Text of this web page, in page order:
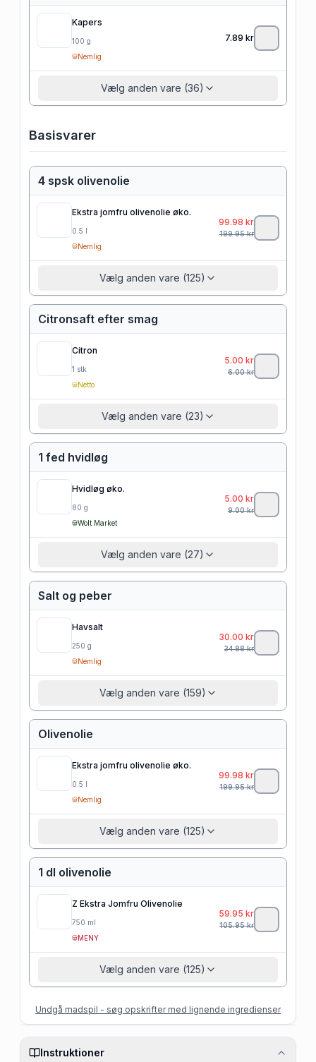
Kapers
100 g
Nemlig
7.89 kr
Vælg anden vare (36)
Basisvarer
4 spsk olivenolie
Ekstra jomfru olivenolie øko.
0.5 l
Nemlig
99.98 kr
199.95kr
Vælg anden vare (125)
Citronsaft efter smag
Citron
1 stk
Netto
5.00 kr
6.00kr
Vælg anden vare (23)
1 fed hvidløg
Hvidløg øko.
80 g
Wolt Market
5.00 kr
9.00kr
Vælg anden vare (27)
Salt og peber
Havsalt
250 g
Nemlig
30.00 kr
34.88kr
Vælg anden vare (159)
Olivenolie
Ekstra jomfru olivenolie øko.
0.5 l
Nemlig
99.98 kr
199.95kr
Vælg anden vare (125)
1 dl olivenolie
Z Ekstra Jomfru Olivenolie
750 ml
MENY
59.95 kr
105.95kr
Vælg anden vare (125)
Undgå madspil - søg opskrifter med lignende ingredienser
Instruktioner